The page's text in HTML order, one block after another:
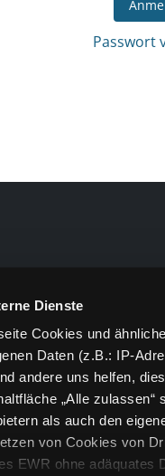
Dienste
Cookies und
Daten (z.B.: IP-
andere uns helfen,
„Alle zulassen“
als auch den
von Cookies von
EWR ohne adäquates
Passwort